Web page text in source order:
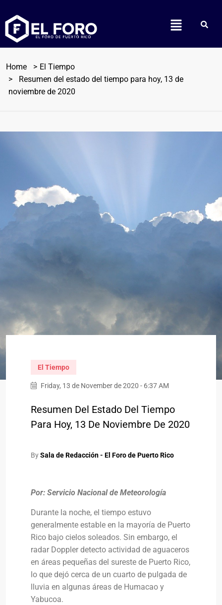
Home
El Tiempo
Resumen del estado del tiempo para hoy, 13 de
noviembre de 2020
El Tiempo
Friday, 13 de November de 2020 - 6:37 AM
Resumen Del Estado Del Tiempo
Para Hoy, 13 De Noviembre De 2020
BySala de Redacción - El Foro de Puerto Rico
Por: Servicio Nacional de Meteorología
Durante la noche, el tiempo estuvo
generalmente estable en la mayoría de Puerto
Rico bajo cielos soleados. Sin embargo, el
radar Doppler detecto actividad de aguaceros
en áreas pequeñas del sureste de Puerto Rico,
lo que dejó cerca de un cuarto de pulgada de
lluvia en algunas áreas de Humacao y
Yabucoa.